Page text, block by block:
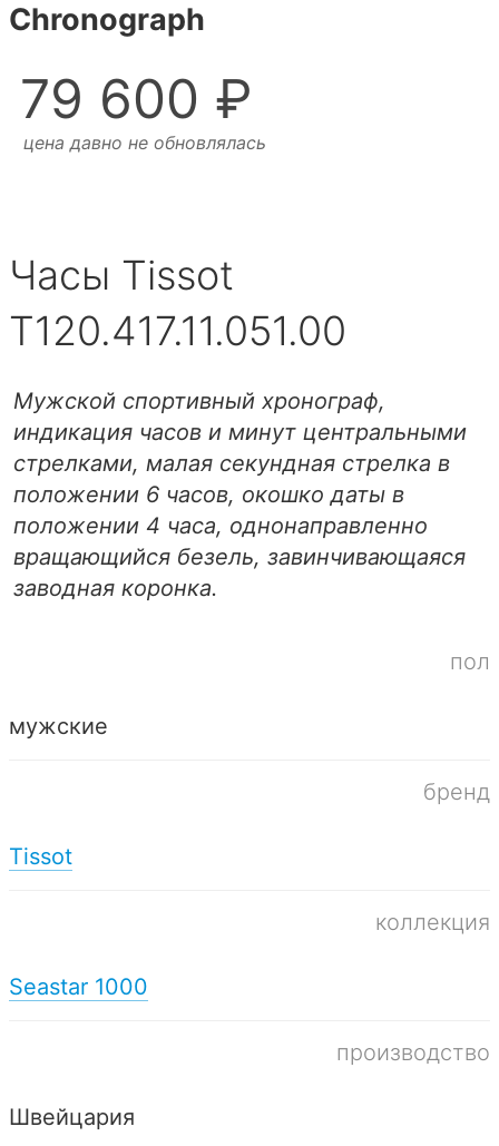
Chronograph
79 600 ₽
цена давно не обновлялась
Часы Tissot
T120.417.11.051.00
Мужской спортивный хронограф,
индикация часов и минут центральными
стрелками, малая секундная стрелка в
положении 6 часов, окошко даты в
положении 4 часа, однонаправленно
вращающийся безель, завинчивающаяся
заводная коронка.
пол
мужские
бренд
Tissot
коллекция
Seastar 1000
производство
Швейцария